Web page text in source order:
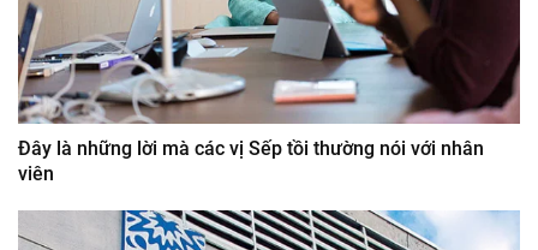
Đây là những lời mà các vị Sếp tồi thường nói với nhân
viên